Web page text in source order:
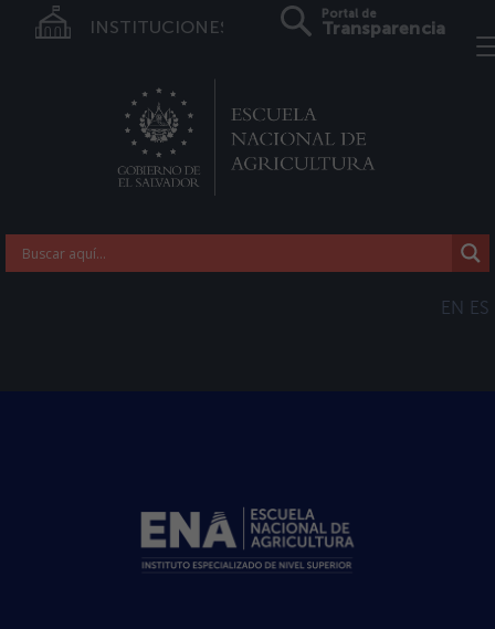
INSTITUCIONES
Portal de
Transparencia
EN ES